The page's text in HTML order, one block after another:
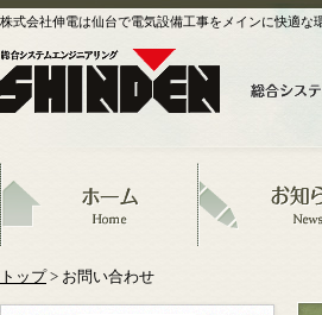
株式会社伸電は仙台で電気設備工事をメインに快適
トップ> お問い合わせ